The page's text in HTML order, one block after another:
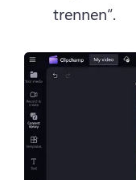
trennen“.